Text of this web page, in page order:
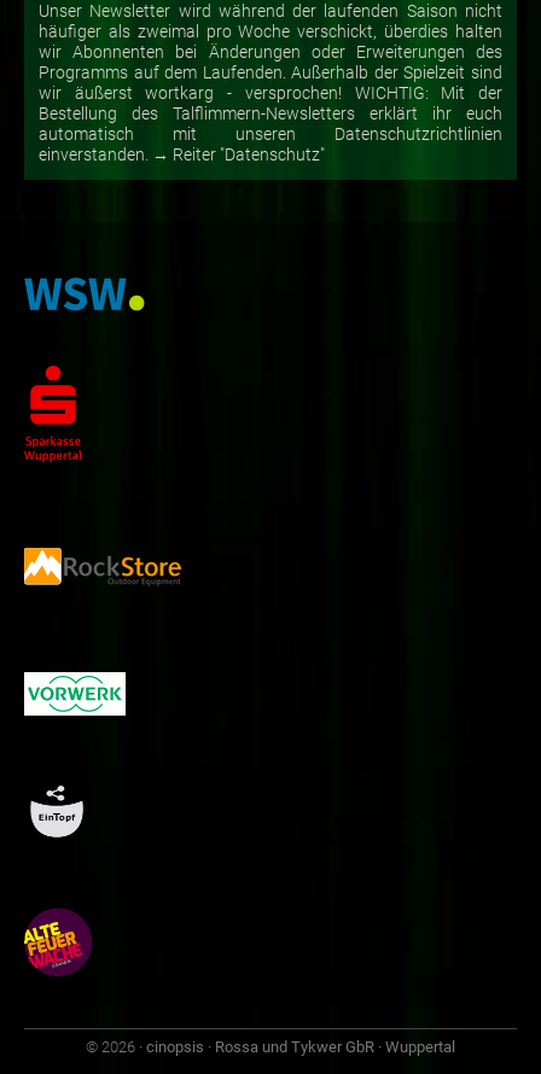
Unser Newsletter wird während der laufenden Saison nicht
häufiger als zweimal pro Woche verschickt, überdies halten
wir Abonnenten bei Änderungen oder Erweiterungen des
Programms auf dem Laufenden. Außerhalb der Spielzeit sind
wir äußerst wortkarg - versprochen! WICHTIG: Mit der
Bestellung des Talflimmern-Newsletters erklärt ihr euch
automatisch mit unseren Datenschutzrichtlinien
einverstanden. → Reiter "Datenschutz"
© 2026 · cinopsis · Rossa und Tykwer GbR · Wuppertal